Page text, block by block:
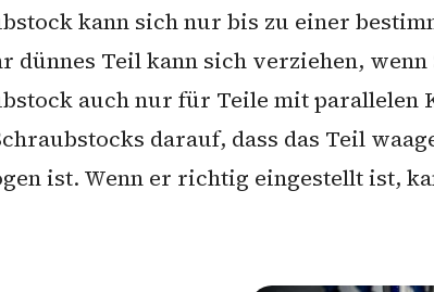
kann sich nur bis zu einer
dünnes Teil kann sich verziehen,
auch nur für Teile mit parallelen
darauf, dass das Teil
ist. Wenn er richtig eingestellt ist,